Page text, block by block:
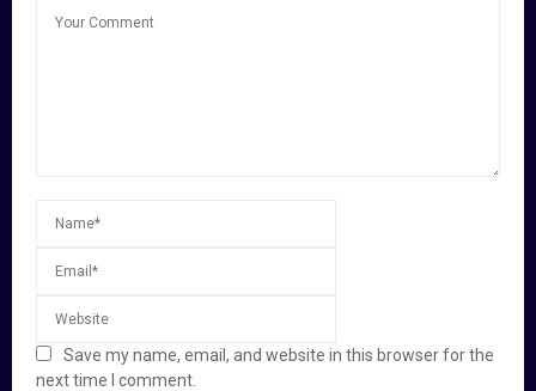
Save my name, email, and website in this browser for the
next time I comment.